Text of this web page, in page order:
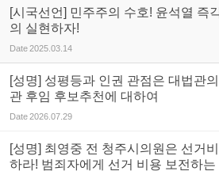
[시국선언] 민주주의 수호! 윤석열 즉
의 실현하자!
Date2025.03.14
[성명] 성평등과 인권 관점은 대법관
관 후임 후보추천에 대하여
Date2026.07.29
[성명] 최영중 전 청주시의원은 선거
하라! 범죄자에게 선거 비용 보전하